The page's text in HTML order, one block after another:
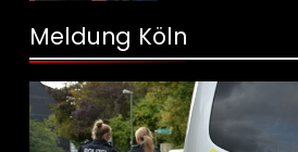
Meldung Köln